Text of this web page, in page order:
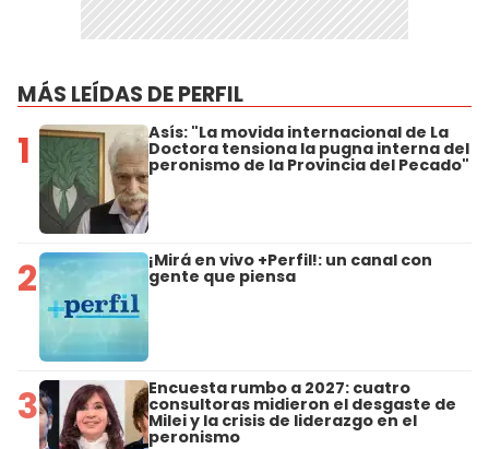
MÁS LEÍDAS DE PERFIL
1 Asís: "La movida internacional de La
Doctora tensiona la pugna interna del
peronismo de la Provincia del Pecado"
2 ¡Mirá en vivo +Perfil!: un canal con
gente que piensa
3 Encuesta rumbo a 2027: cuatro
consultoras midieron el desgaste de
Milei y la crisis de liderazgo en el
peronismo